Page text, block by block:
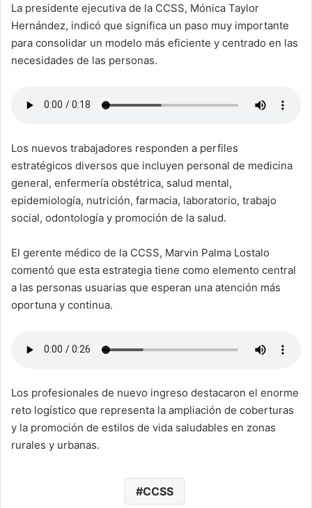
La presidente ejecutiva de la CCSS, Mónica Taylor
Hernández, indicó que significa un paso muy importante
para consolidar un modelo más eficiente y centrado en las
necesidades de las personas.
Los nuevos trabajadores responden a perfiles
estratégicos diversos que incluyen personal de medicina
general, enfermería obstétrica, salud mental,
epidemiología, nutrición, farmacia, laboratorio, trabajo
social, odontología y promoción de la salud.
El gerente médico de la CCSS, Marvin Palma Lostalo
comentó que esta estrategia tiene como elemento central
a las personas usuarias que esperan una atención más
oportuna y continua.
Los profesionales de nuevo ingreso destacaron el enorme
reto logístico que representa la ampliación de coberturas
y la promoción de estilos de vida saludables en zonas
rurales y urbanas.
CCSS